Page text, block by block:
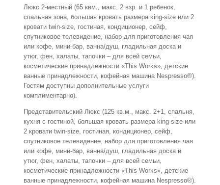
Люкс 2-местный (65 квм., макс. 2 взр. и 1 ребенок,
спальная зона, большая кровать размера king-size или 2
кровати twin-size, гостиная, кондиционер, сейф,
спутниковое телевидение, набор для приготовления чая
или кофе, мини-бар, ванна/душ, гладильная доска и
утюг, фен, халаты, тапочки – для всей семьи,
косметические принадлежности «This Works», детские
ванные принадлежности, кофейная машина Nespresso®).
Гостям доступны дополнительные услуги
комплиментарно).
Представительский Люкс (125 кв.м., макс. 2+1, спальня,
кухня с гостиной, большая кровать размера king-size или
2 кровати twin-size, гостиная, кондиционер, сейф,
спутниковое телевидение, набор для приготовления чая
или кофе, мини-бар, ванна/душ, гладильная доска и
утюг, фен, халаты, тапочки – для всей семьи,
косметические принадлежности «This Works», детские
ванные принадлежности, кофейная машина Nespresso®).